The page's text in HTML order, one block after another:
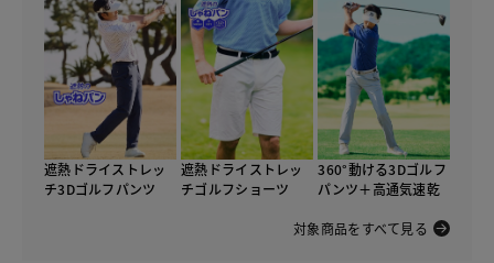
遮熱ドライストレッ
チ3Dゴルフパンツ
遮熱ドライストレッ
チゴルフショーツ
360°動ける3Dゴルフ
パンツ＋高通気速乾
対象商品をすべて見る